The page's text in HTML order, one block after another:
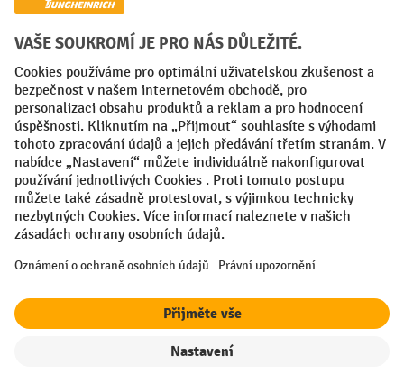
Servis
Horká linka služeb
Podpora a poradenství v oblasti:
+420 313 333 193
po-čt, 07:30 - 16:30
pá, 07:30 - 15:00
Nebo prostřednictvím našeho kontaktního formuláře